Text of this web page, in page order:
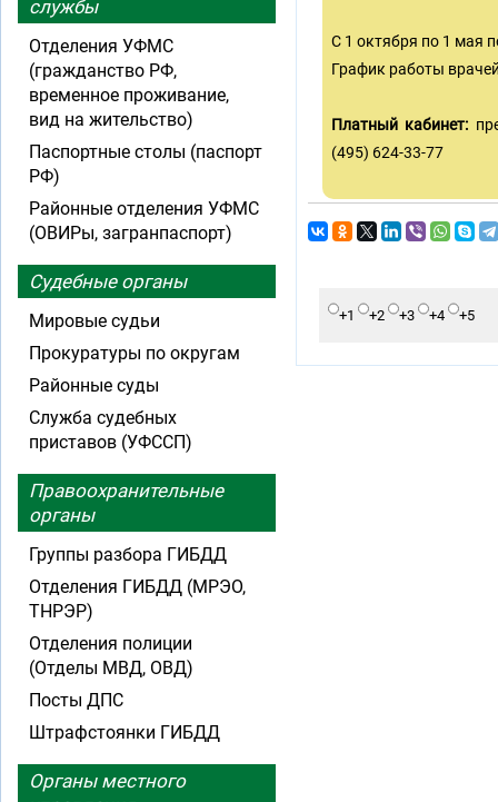
С 1 октября по 1 мая
График работы
Платный кабинет:
(495) 624-33-77
+1 +2 +3 +4 +5
службы
Отделения УФМС
(гражданство РФ,
временное проживание,
вид на жительство)
Паспортные столы (паспорт
РФ)
Районные отделения УФМС
(ОВИРы, загранпаспорт)
Судебные органы
Мировые судьи
Прокуратуры по округам
Районные суды
Служба судебных
приставов (УФССП)
Правоохранительные
органы
Группы разбора ГИБДД
Отделения ГИБДД (МРЭО,
ТНРЭР)
Отделения полиции
(Отделы МВД, ОВД)
Посты ДПС
Штрафстоянки ГИБДД
Органы местного